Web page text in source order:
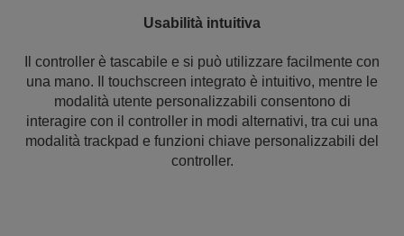
Usabilità intuitiva
Il controller è tascabile e si può utilizzare facilmente con
una mano. Il touchscreen integrato è intuitivo, mentre le
modalità utente personalizzabili consentono di
interagire con il controller in modi alternativi, tra cui una
modalità trackpad e funzioni chiave personalizzabili del
controller.